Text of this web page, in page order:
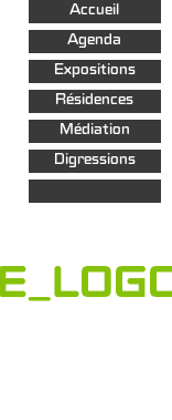
Aller au
contenu
principal
Accueil
Agenda
Expositions
Résidences
Médiation
Digressions